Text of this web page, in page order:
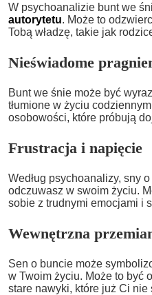
W psychoanalizie bunt we
autorytetu. Może to
Tobą władzę, takie jak
Nieświadome
Bunt we śnie może być
tłumione w życiu
osobowości, które próbują
Frustracja i napięcie
Według psychoanalizy, sny
odczuwasz w swoim życiu.
sobie z trudnymi emocjami i
Wewnętrzna
Sen o buncie może
w Twoim życiu. Może to być
stare nawyki, które już Ci nie